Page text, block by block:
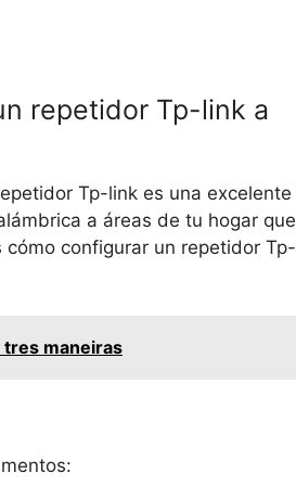
repetidor Tp-link a
Tp-link es una excelente
a áreas de tu hogar que
configurar un repetidor Tp-
tres maneiras